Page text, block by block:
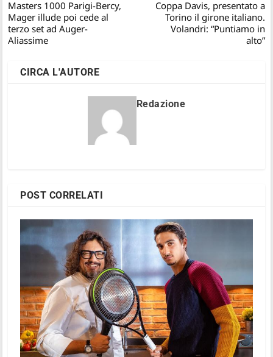
Masters 1000 Parigi-Bercy,
Mager illude poi cede al
terzo set ad Auger-
Aliassime
Coppa Davis, presentato a
Torino il girone italiano.
Volandri: “Puntiamo in
alto”
CIRCA L'AUTORE
Redazione
POST CORRELATI